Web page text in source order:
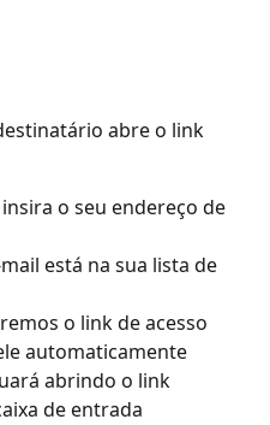
abre o link
o seu endereço de
está na sua lista de
o link de acesso
automaticamente
abrindo o link
de entrada